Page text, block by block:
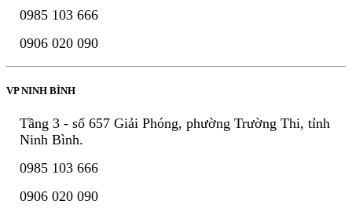
0985 103 666
0906 020 090
VP NINH BÌNH
Tầng 3 - số 657 Giải Phóng, phường Trường Thi, tỉnh
Ninh Bình.
0985 103 666
0906 020 090